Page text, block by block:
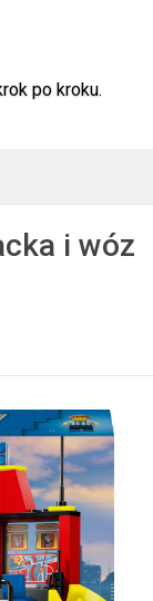
po kroku.
i wóz